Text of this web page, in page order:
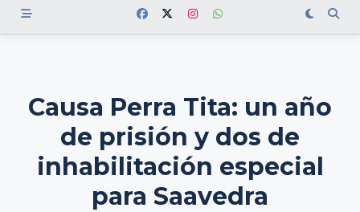
Causa Perra Tita: un año
de prisión y dos de
inhabilitación especial
para Saavedra